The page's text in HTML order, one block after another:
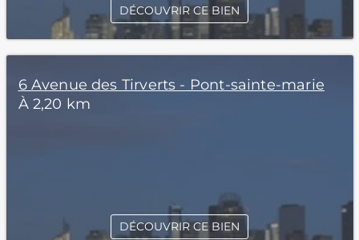
DÉCOUVRIR CE BIEN
6 Avenue des Tirverts - Pont-sainte-marie
À 2,20 km
DÉCOUVRIR CE BIEN